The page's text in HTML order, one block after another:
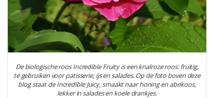
De biologische roos Incredible Fruity is een knalroze roos: fruitig,
te gebruiken voor patisserie, ijs en salades. Op de foto boven deze
blog staat de Incredible Juicy, smaakt naar honing en abrikoos,
lekker in salades en koele drankjes.